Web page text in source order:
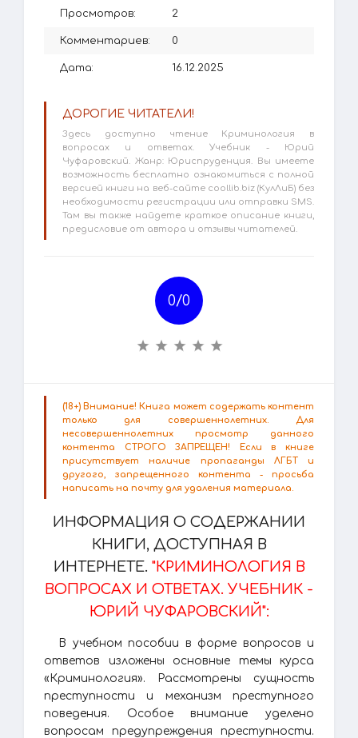
Просмотров: 2
Комментариев: 0
Дата: 16.12.2025
ДОРОГИЕ ЧИТАТЕЛИ!
Здесь доступно чтение Криминология в
вопросах и ответах. Учебник - Юрий
Чуфаровский. Жанр: Юриспруденция. Вы имеете
возможность бесплатно ознакомиться с полной
версией книги на веб-сайте coollib.biz (КулЛиБ) без
необходимости регистрации или отправки SMS.
Там вы также найдете краткое описание книги,
предисловие от автора и отзывы читателей.
0/0
(18+) Внимание! Книга может содержать контент
только для совершеннолетних. Для
несовершеннолетних просмотр данного
контента СТРОГО ЗАПРЕЩЕН! Если в книге
присутствует наличие пропаганды ЛГБТ и
другого, запрещенного контента - просьба
написать на почту для удаления материала.
ИНФОРМАЦИЯ О СОДЕРЖАНИИ
КНИГИ, ДОСТУПНАЯ В
ИНТЕРНЕТЕ. "КРИМИНОЛОГИЯ В
ВОПРОСАХ И ОТВЕТАХ. УЧЕБНИК -
ЮРИЙ ЧУФАРОВСКИЙ":
В учебном пособии в форме вопросов и
ответов изложены основные темы курса
«Криминология». Рассмотрены сущность
преступности и механизм преступного
поведения. Особое внимание уделено
вопросам предупреждения преступности.